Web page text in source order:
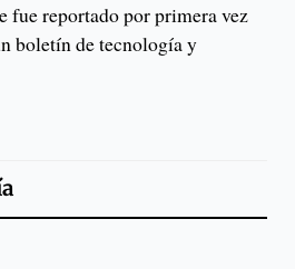
fue reportado por primera vez
boletín de tecnología y